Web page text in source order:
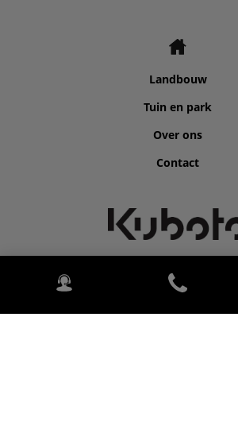
Landbouw
Tuin en park
Over ons
Contact